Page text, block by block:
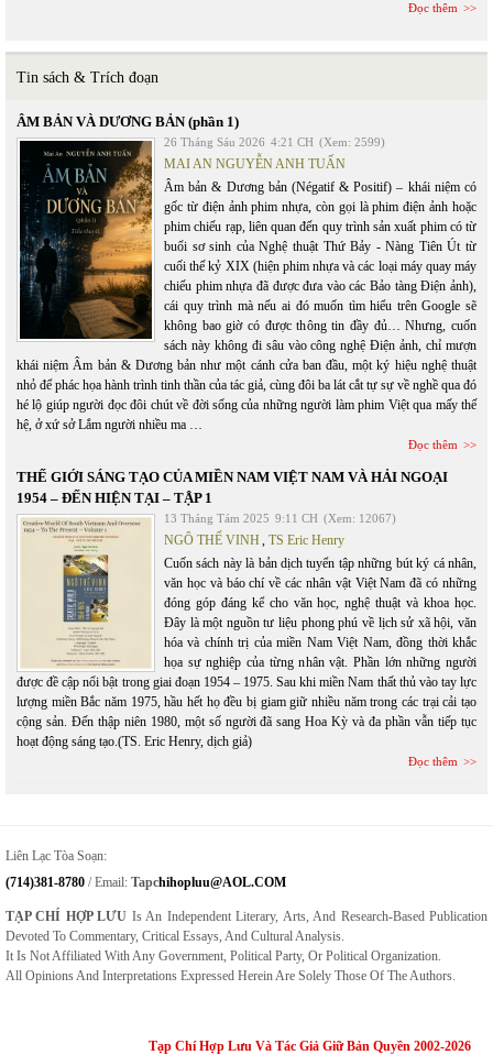
Đọc thêm
Tin sách & Trích đoạn
ÂM BẢN VÀ DƯƠNG BẢN (phần 1)
26 Tháng Sáu 2026 4:21 CH (Xem: 2599)
MAI AN NGUYỄN ANH TUẤN
Âm bản & Dương bản (Négatif & Positif) – khái niệm có
gốc từ điện ảnh phim nhựa, còn gọi là phim điện ảnh hoặc
phim chiếu rạp, liên quan đến quy trình sản xuất phim có từ
buổi sơ sinh của Nghệ thuật Thứ Bảy - Nàng Tiên Út từ
cuối thế kỷ XIX (hiện phim nhựa và các loại máy quay máy
chiếu phim nhựa đã được đưa vào các Bảo tàng Điện ảnh),
cái quy trình mà nếu ai đó muốn tìm hiểu trên Google sẽ
không bao giờ có được thông tin đầy đủ… Nhưng, cuốn
sách này không đi sâu vào công nghệ Điện ảnh, chỉ mượn
khái niệm Âm bản & Dương bản như một cánh cửa ban đầu, một ký hiệu nghệ thuật
nhỏ để phác họa hành trình tinh thần của tác giả, cùng đôi ba lát cắt tự sự về nghề qua đó
hé lộ giúp người đọc đôi chút về đời sống của những người làm phim Việt qua mấy thế
hệ, ở xứ sở Lắm người nhiều ma …
Đọc thêm
THẾ GIỚI SÁNG TẠO CỦA MIỀN NAM VIỆT NAM VÀ HẢI NGOẠI
1954 – ĐẾN HIỆN TẠI – TẬP 1
13 Tháng Tám 2025 9:11 CH (Xem: 12067)
NGÔ THẾ VINH, TS Eric Henry
Cuốn sách này là bản dịch tuyển tập những bút ký cá nhân,
văn học và báo chí về các nhân vật Việt Nam đã có những
đóng góp đáng kể cho văn học, nghệ thuật và khoa học.
Đây là một nguồn tư liệu phong phú về lịch sử xã hội, văn
hóa và chính trị của miền Nam Việt Nam, đồng thời khắc
họa sự nghiệp của từng nhân vật. Phần lớn những người
được đề cập nổi bật trong giai đoạn 1954 – 1975. Sau khi miền Nam thất thủ vào tay lực
lượng miền Bắc năm 1975, hầu hết họ đều bị giam giữ nhiều năm trong các trại cải tạo
cộng sản. Đến thập niên 1980, một số người đã sang Hoa Kỳ và đa phần vẫn tiếp tục
hoạt động sáng tạo.(TS. Eric Henry, dịch giả)
Đọc thêm
Liên Lạc Tòa Soạn:
(714)381-8780 / Email: TapcHihopluu@AOL.COM
TẠP CHÍ HỢP LƯU Is An Independent Literary, Arts, And Research-Based Publication
Devoted To Commentary, Critical Essays, And Cultural Analysis.
It Is Not Affiliated With Any Government, Political Party, Or Political Organization.
All Opinions And Interpretations Expressed Herein Are Solely Those Of The Authors.
Tạp Chí Hợp Lưu Và Tác Giả Giữ Bản Quyền 2002-2026